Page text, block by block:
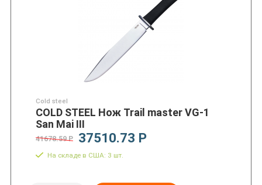
Cold steel
COLD STEEL Нож Trail master VG-1
San Mai III
41678.59 Р 37510.73 Р
На складе в США: 3 шт.